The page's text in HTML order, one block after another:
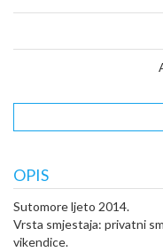
OPIS
Sutomore ljeto 2014.
Vrsta smjestaja: privatni
vikendice.